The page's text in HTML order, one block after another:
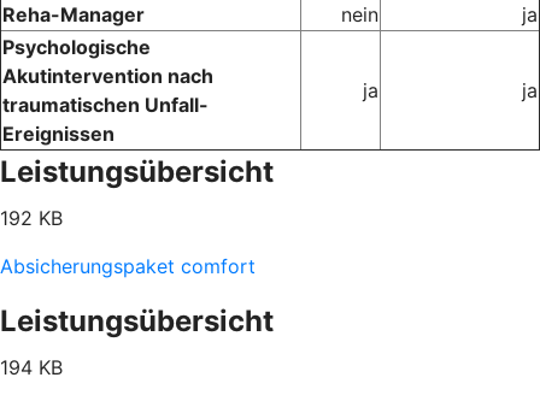
Reha-Manager
nein
ja
Psychologische
Akutintervention nach
traumatischen Unfall-
Ereignissen
ja ja
Leistungsübersicht
192 KB
Absicherungspaket comfort
Leistungsübersicht
194 KB